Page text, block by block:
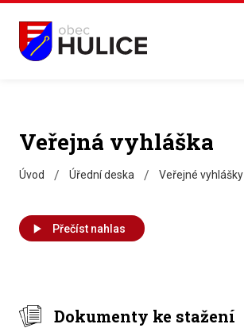
Veřejná vyhláška
Úvod / Úřední deska / Veřejné vyhlášky
Přečíst nahlas
Dokumenty ke stažení